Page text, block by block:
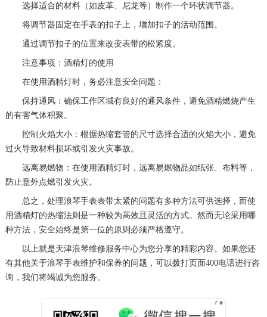
选择适合的材料（如皮革、尼龙等）制作一个环状调节器。
将调节器固定在手表的扣子上，增加扣子的活动范围。
通过调节扣子的位置来改变表带的松紧度。
注意事项：酒精灯的使用
在使用酒精灯时，务必注意安全问题：
保持通风：确保工作区域有良好的通风条件，避免酒精燃烧产生
的有害气体积聚。
控制火焰大小：根据热缩套管的尺寸选择合适的火焰大小，避免
过火导致材料损坏或引发火灾事故。
远离易燃物：在使用酒精灯时，远离易燃物品如纸张、布料等，
防止意外点燃引发火灾。
总之，处理浪琴手表表带太紧的问题有多种方法可供选择，而使
用酒精灯的热缩法则是一种较为高效且灵活的方式。然而无论采用哪
种方法，安全始终是第一位的原则必须严格遵守。
以上就是天津浪琴维修服务中心为您分享的精彩内容。如果您还
有其他关于浪琴手表维护和保养的问题，可以拨打页面400电话进行咨
询，我们将竭诚为您服务。